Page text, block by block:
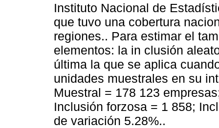
Instituto Nacional de
que tuvo una cobertura
regiones.. Para estimar el
elementos: la in clusión
última la que se aplica
unidades muestrales en su
Muestral = 178 123
Inclusión forzosa = 1 858;
de variación 5.28%..